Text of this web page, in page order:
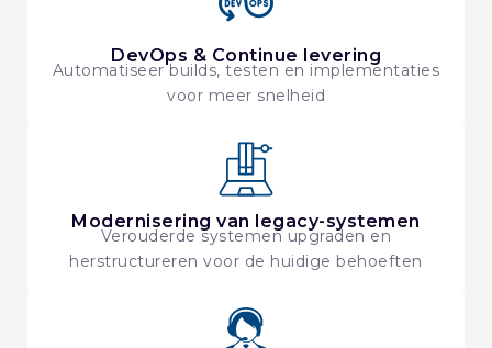
DevOps & Continue levering
Automatiseer builds, testen en implementaties
voor meer snelheid
Modernisering van legacy-systemen
Verouderde systemen upgraden en
herstructureren voor de huidige behoeften